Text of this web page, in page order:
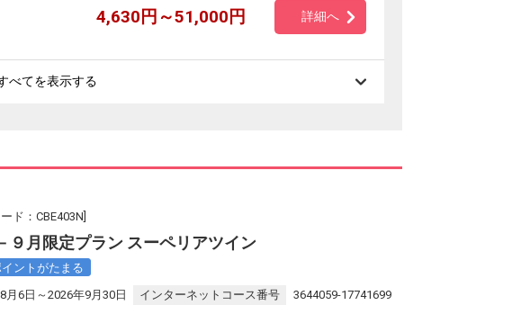
4,630円～51,000円 詳細へ
べてを表示する
ド：CBE403N]
９月限定プラン スーペリアツイン
ントがたまる
月6日～2026年9月30日 インターネットコース番号 3644059-17741699